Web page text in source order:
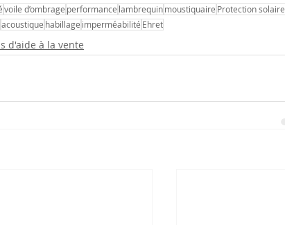
voile d’ombrage performance lambrequinmoustiquaire Protection solaire
acoustique habillage imperméabilité Ehret
d'aide à la vente